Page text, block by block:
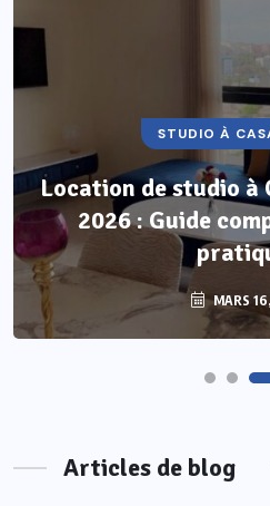
STUDIO À
Location de studio à
2026 : Guide
MARS
STUDIOS À
Location studio non
guide complet pour
MARS
Articles de blog